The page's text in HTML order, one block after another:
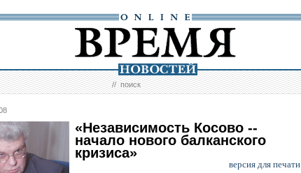
//поиск
«Независимость Косово --
начало нового балканского
кризиса»
версия для печати